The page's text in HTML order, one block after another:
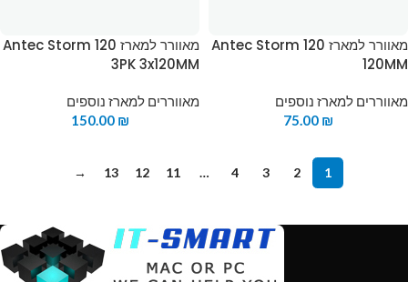
מאוורר למארז Antec Storm 120
120MM
מאווררים למארז נוספים
75.00 ₪
מאוורר למארז Antec Storm 120
3PK 3x120MM
מאווררים למארז נוספים
150.00 ₪
1
2
3
4
…
11
12
13
→